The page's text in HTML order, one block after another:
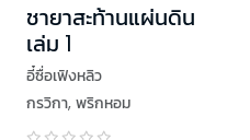
ชายาสะท้านแผ่นดิน
เล่ม 1
อี๋ซื่อเฟิงหลิว
กรวิกา, พริกหอม